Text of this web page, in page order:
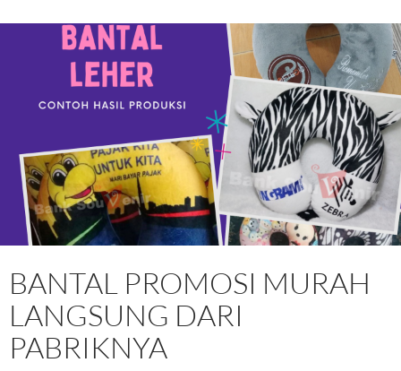
BANTAL PROMOSI MURAH
LANGSUNG DARI
PABRIKNYA